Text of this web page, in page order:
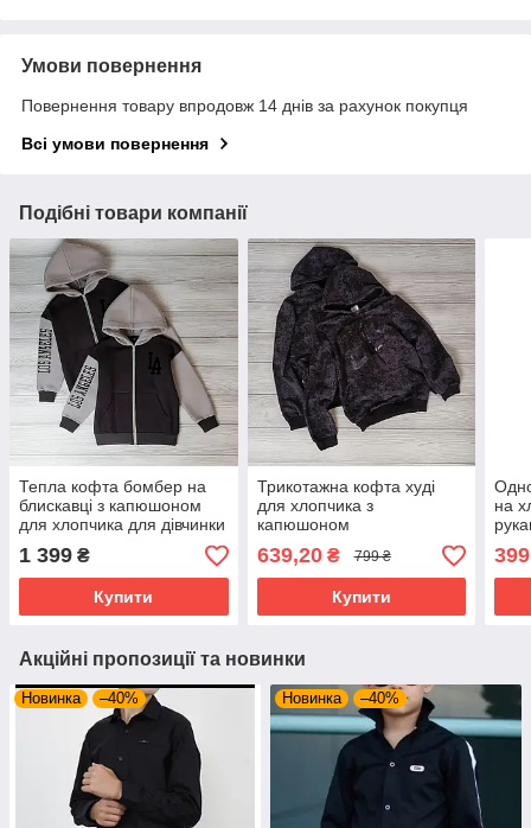
Умови повернення
Повернення товару впродовж 14 днів за рахунок покупця
Всі умови повернення
Подібні товари компанії
Тепла кофта бомбер на
блискавці з капюшоном
для хлопчика для дівчинки
1 399 ₴
Купити
Трикотажна кофта худі
для хлопчика з
капюшоном
639,20₴ 799 ₴
Купити
на
Акційні пропозиції та новинки
Новинка –40% Новинка –40%